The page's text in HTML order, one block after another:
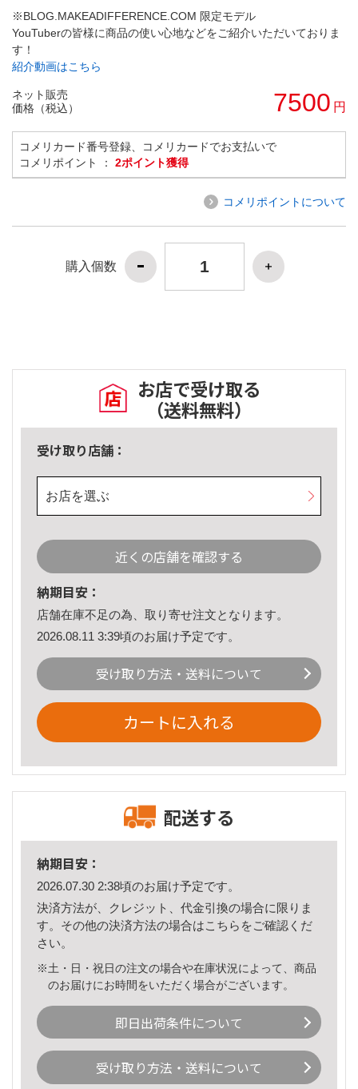
※BLOG.MAKEADIFFERENCE.COM 限定モデル
YouTuberの皆様に商品の使い心地などをご紹介いただいておりま
す！
紹介動画はこちら
ネット販売
価格（税込）
7500 円
コメリカード番号登録、コメリカードでお支払いで
コメリポイント ： 2ポイント獲得
コメリポイントについて
購入個数
お店で受け取る
（送料無料）
受け取り店舗：
お店を選ぶ
近くの店舗を確認する
納期目安：
店舗在庫不足の為、取り寄せ注文となります。
2026.08.11 3:39頃のお届け予定です。
受け取り方法・送料について
カートに入れる
配送する
納期目安：
2026.07.30 2:38頃のお届け予定です。
決済方法が、クレジット、代金引換の場合に限りま
す。その他の決済方法の場合はこちら をご確認くだ
さい。
※土・日・祝日の注文の場合や在庫状況によって、商品
のお届けにお時間をいただく場合がございます。
即日出荷条件について
受け取り方法・送料について